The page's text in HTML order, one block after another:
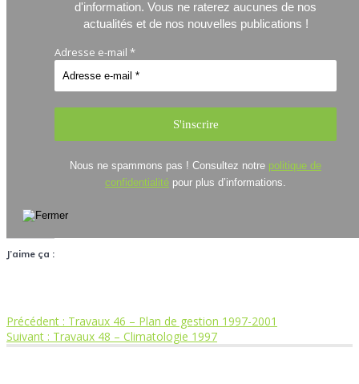
d'information. Vous ne raterez aucunes de nos
actualités et de nos nouvelles publications !
Adresse e-mail *
Nous ne spammons pas ! Consultez notre politique de
confidentialité pour plus d’informations.
J’aime ça :
Navigation
Précédent : Article
précédent
Travaux 46 – Plan de gestion 1997-2001
Suivant : Article
Travaux 48 – Climatologie 1997